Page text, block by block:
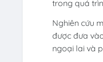
trong quá
Nghiên cứu
được đưa
ngoại lai và